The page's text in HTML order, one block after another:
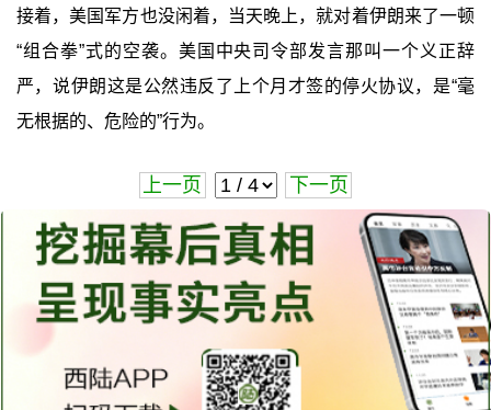
接着，美国军方也没闲着，当天晚上，就对着伊朗来了一顿
“组合拳”式的空袭。美国中央司令部发言那叫一个义正辞
严，说伊朗这是公然违反了上个月才签的停火协议，是“毫
无根据的、危险的”行为。
上一页 下一页